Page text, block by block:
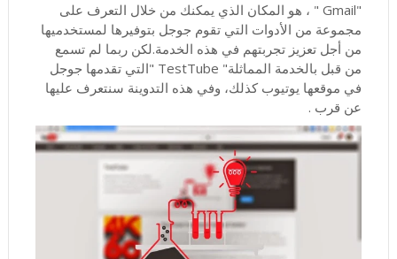
"Gmail " ، هو المكان الذي يمكنك من خلال التعرف على
مجموعة من الأدوات التي تقوم جوجل بتوفيرها لمستخدميها
من أجل تعزيز تجربتهم في هذه الخدمة.لكن ربما لم تسمع
من قبل بالخدمة المماثلة" TestTube "التي تقدمها جوجل
في موقعها يوتيوب كذلك، وفي هذه التدوينة سنتعرف عليها
عن قرب .